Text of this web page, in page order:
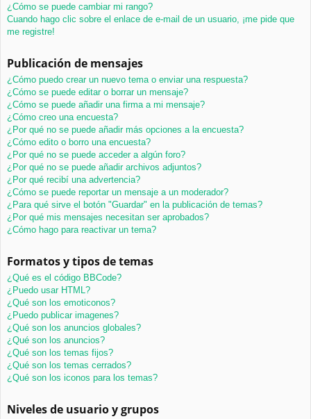
¿Cómo se puede cambiar mi rango?
Cuando hago clic sobre el enlace de e-mail de un usuario, ¡me pide que
me registre!
Publicación de mensajes
¿Cómo puedo crear un nuevo tema o enviar una respuesta?
¿Cómo se puede editar o borrar un mensaje?
¿Cómo se puede añadir una firma a mi mensaje?
¿Cómo creo una encuesta?
¿Por qué no se puede añadir más opciones a la encuesta?
¿Cómo edito o borro una encuesta?
¿Por qué no se puede acceder a algún foro?
¿Por qué no se puede añadir archivos adjuntos?
¿Por qué recibí una advertencia?
¿Cómo se puede reportar un mensaje a un moderador?
¿Para qué sirve el botón "Guardar" en la publicación de temas?
¿Por qué mis mensajes necesitan ser aprobados?
¿Cómo hago para reactivar un tema?
Formatos y tipos de temas
¿Qué es el código BBCode?
¿Puedo usar HTML?
¿Qué son los emoticonos?
¿Puedo publicar imagenes?
¿Qué son los anuncios globales?
¿Qué son los anuncios?
¿Qué son los temas fijos?
¿Qué son los temas cerrados?
¿Qué son los iconos para los temas?
Niveles de usuario y grupos